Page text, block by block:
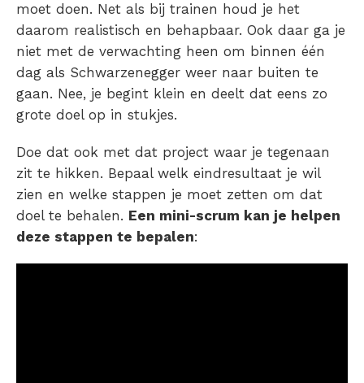
moet doen. Net als bij trainen houd je het
daarom realistisch en behapbaar. Ook daar ga je
niet met de verwachting heen om binnen één
dag als Schwarzenegger weer naar buiten te
gaan. Nee, je begint klein en deelt dat eens zo
grote doel op in stukjes.
Doe dat ook met dat project waar je tegenaan
zit te hikken. Bepaal welk eindresultaat je wil
zien en welke stappen je moet zetten om dat
doel te behalen. Een mini-scrum kan je helpen
deze stappen te bepalen: